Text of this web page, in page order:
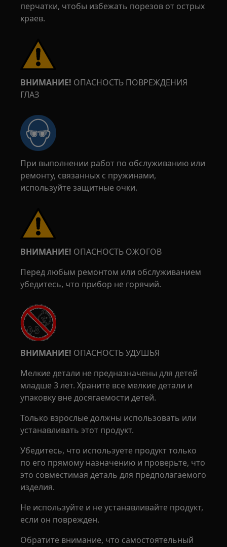
перчатки, чтобы избежать порезов от острых
краев.
ВНИМАНИЕ! ОПАСНОСТЬ ПОВРЕЖДЕНИЯ
ГЛАЗ
При выполнении работ по обслуживанию или
ремонту, связанных с пружинами,
используйте защитные очки.
ВНИМАНИЕ! ОПАСНОСТЬ ОЖОГОВ
Перед любым ремонтом или обслуживанием
убедитесь, что прибор не горячий.
ВНИМАНИЕ! ОПАСНОСТЬ УДУШЬЯ
Мелкие детали не предназначены для детей
младше 3 лет. Храните все мелкие детали и
упаковку вне досягаемости детей.
Только взрослые должны использовать или
устанавливать этот продукт.
Убедитесь, что используете продукт только
по его прямому назначению и проверьте, что
это совместимая деталь для предполагаемого
изделия.
Не используйте и не устанавливайте продукт,
если он поврежден.
Обратите внимание, что самостоятельный